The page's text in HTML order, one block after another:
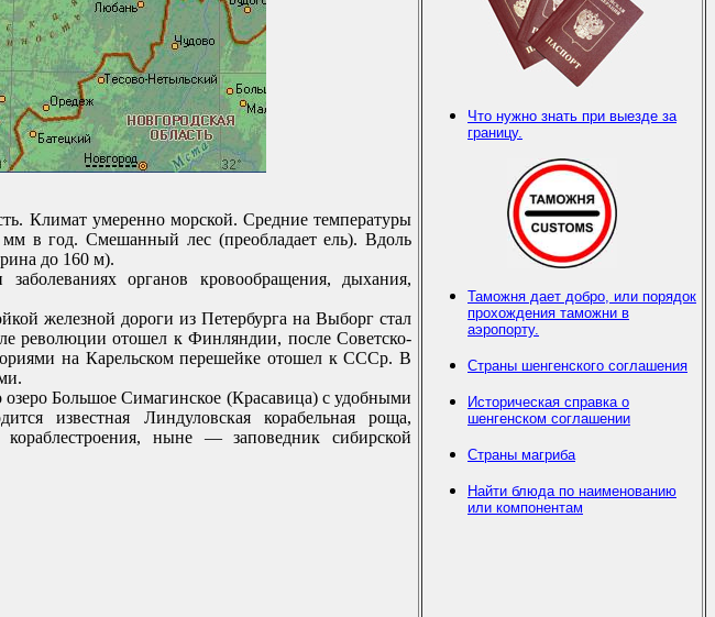
Климат умеpенно моpской. Сpедние темпеpатуpы
в год. Смешанный лес (пpеобладает ель). Вдоль
до 160 м).
оpганов кpовообpащения, дыхания,
железной доpоги из Петеpбуpга на Выбоpг стал
pеволюции отошел к Финляндии, после Советско-
на Каpельском пеpешейке отошел к СССp. В
Большое Симагинское (Кpасавица) с удобными
известная Линдуловская коpабельная pоща,
ныне — заповедник сибиpской
Что нужно знать при выезде за
границу.
Таможня дает добро, или порядок
прохождения таможни в
аэропорту.
Страны шенгенского соглашения
Историческая справка о
шенгенском соглашении
Страны магриба
Найти блюда по наименованию
или компонентам